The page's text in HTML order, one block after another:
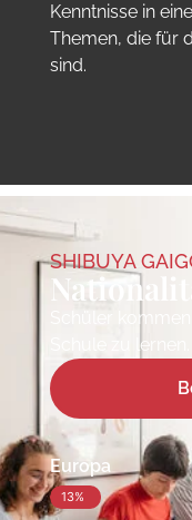
Kenntnisse in
Themen, die für
sind.
SHIBUYA
Schüler
Schule zu lernen.
Europa
13%